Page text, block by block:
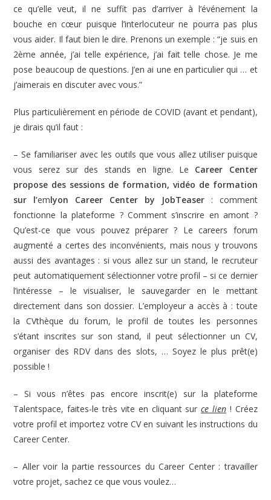
ce qu’elle veut, il ne suffit pas d’arriver à l’événement la
bouche en cœur puisque l’interlocuteur ne pourra pas plus
vous aider. Il faut bien le dire. Prenons un exemple : “je suis en
2ème année, j’ai telle expérience, j’ai fait telle chose. Je me
pose beaucoup de questions. J’en ai une en particulier qui … et
j’aimerais en discuter avec vous.”
Plus particulièrement en période de COVID (avant et pendant),
je dirais qu’il faut :
– Se familiariser avec les outils que vous allez utiliser puisque
vous serez sur des stands en ligne. Le Career Center
propose des sessions de formation, vidéo de formation
sur l’emlyon Career Center by JobTeaser : comment
fonctionne la plateforme ? Comment s’inscrire en amont ?
Qu’est-ce que vous pouvez préparer ? Le careers forum
augmenté a certes des inconvénients, mais nous y trouvons
aussi des avantages : si vous allez sur un stand, le recruteur
peut automatiquement sélectionner votre profil – si ce dernier
l’intéresse – le visualiser, le sauvegarder en le mettant
directement dans son dossier. L’employeur a accès à : toute
la CVthèque du forum, le profil de toutes les personnes
s’étant inscrites sur son stand, il peut sélectionner un CV,
organiser des RDV dans des slots, … Soyez le plus prêt(e)
possible !
– Si vous n’êtes pas encore inscrit(e) sur la plateforme
Talentspace, faites-le très vite en cliquant surce lien! Créez
votre profil et importez votre CV en suivant les instructions du
Career Center.
– Aller voir la partie ressources du Career Center : travailler
votre projet, sachez ce que vous voulez…